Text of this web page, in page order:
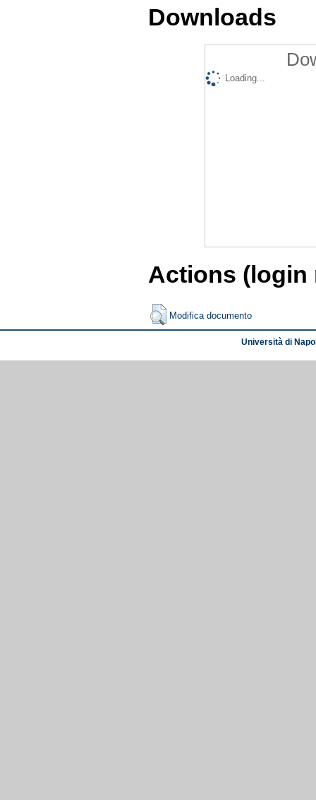
Downloads
Loading...
Actions (login
Modifica documento
Università di